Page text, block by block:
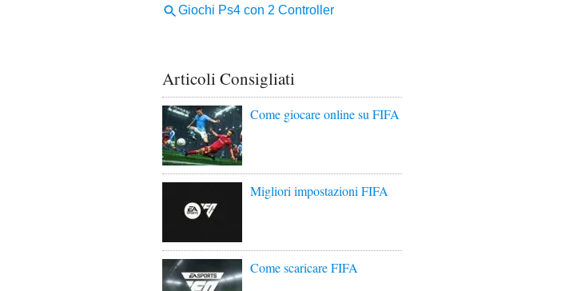
Articoli Consigliati
Come giocare online su FIFA
Migliori impostazioni FIFA
Come scaricare FIFA